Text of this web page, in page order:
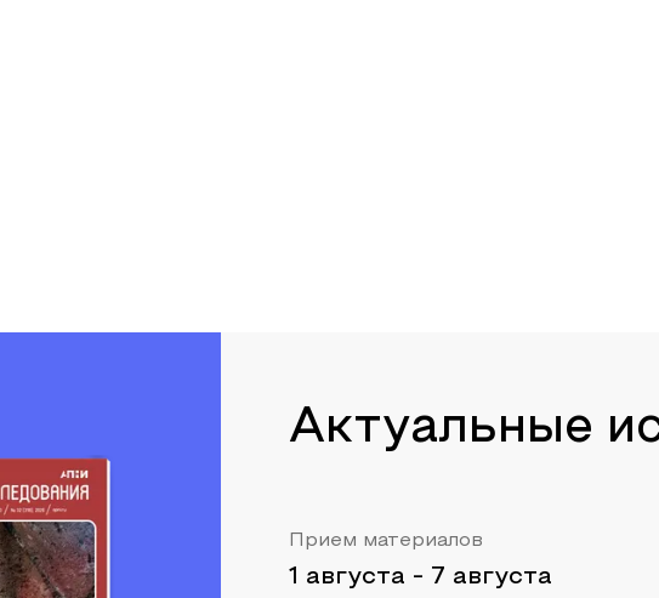
Актуальные
Прием материалов
1 августа - 7 августа